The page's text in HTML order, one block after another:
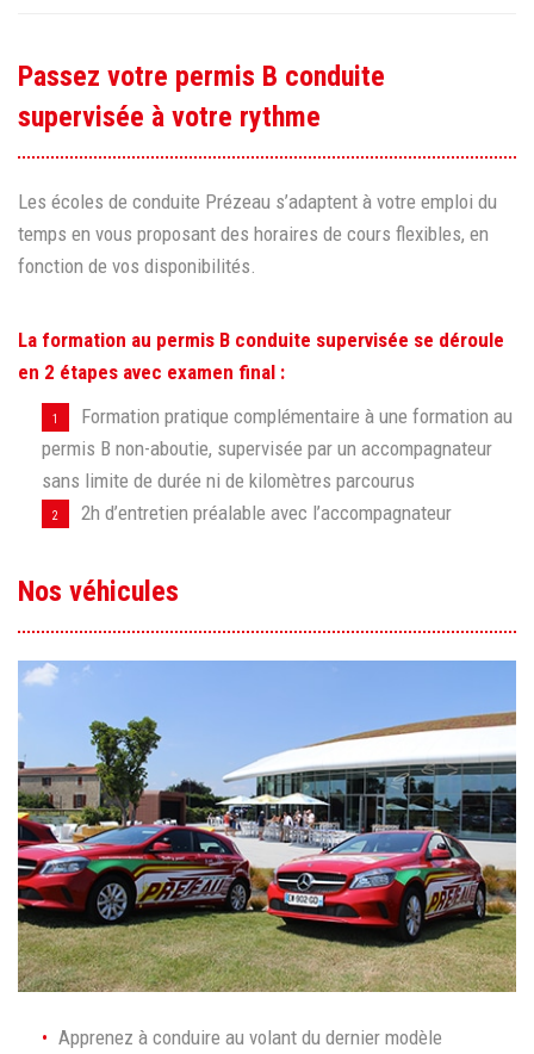
Passez votre permis B conduite
supervisée à votre rythme
Les écoles de conduite Prézeau s’adaptent à votre emploi du
temps en vous proposant des horaires de cours flexibles, en
fonction de vos disponibilités.
La formation au permis B conduite supervisée se déroule
en 2 étapes avec examen final :
Formation pratique complémentaire à une formation au
permis B non-aboutie, supervisée par un accompagnateur
sans limite de durée ni de kilomètres parcourus
2h d’entretien préalable avec l’accompagnateur
Nos véhicules
Apprenez à conduire au volant du dernier modèle